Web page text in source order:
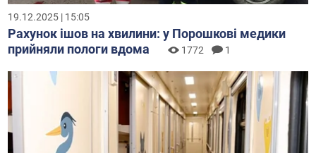
19.12.2025 | 15:05
Рахунок ішов на хвилини: у Порошкові медики
прийняли пологи вдома
1772 1